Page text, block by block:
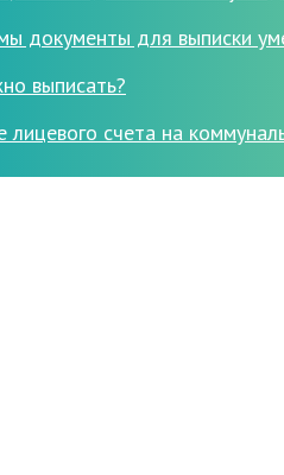
документы для выписки
выписать?
счета на